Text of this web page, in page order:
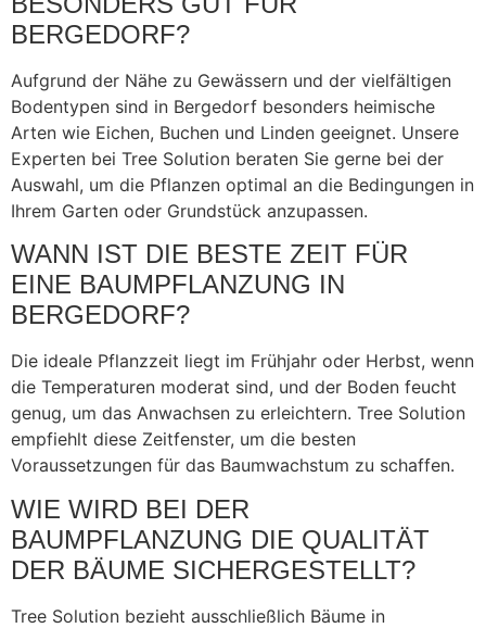
BERGEDORF?
Aufgrund der Nähe zu Gewässern und der vielfältigen
Bodentypen sind in Bergedorf besonders heimische
Arten wie Eichen, Buchen und Linden geeignet. Unsere
Experten bei Tree Solution beraten Sie gerne bei der
Auswahl, um die Pflanzen optimal an die Bedingungen in
Ihrem Garten oder Grundstück anzupassen.
WANN IST DIE BESTE ZEIT FÜR
EINE BAUMPFLANZUNG IN
BERGEDORF?
Die ideale Pflanzzeit liegt im Frühjahr oder Herbst, wenn
die Temperaturen moderat sind, und der Boden feucht
genug, um das Anwachsen zu erleichtern. Tree Solution
empfiehlt diese Zeitfenster, um die besten
Voraussetzungen für das Baumwachstum zu schaffen.
WIE WIRD BEI DER
BAUMPFLANZUNG DIE QUALITÄT
DER BÄUME SICHERGESTELLT?
Tree Solution bezieht ausschließlich Bäume in